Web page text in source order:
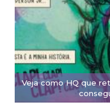
Veja como HQ que